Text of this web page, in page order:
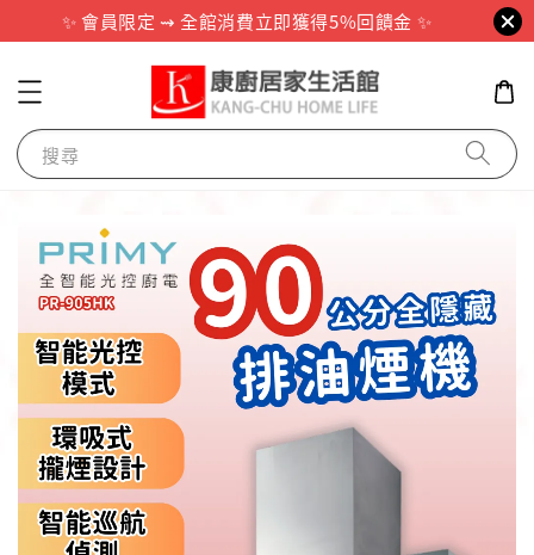
✨ 會員限定 ⇝ 全館消費立即獲得5%回饋金 ✨
搜尋